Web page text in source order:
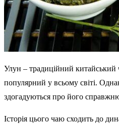
Улун – традиційний китайський
популярний у всьому світі.
здогадуються про його
Історія цього чаю сходить до